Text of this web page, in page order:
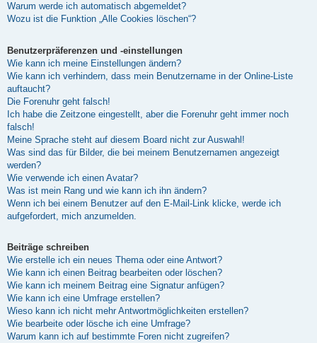
Warum werde ich automatisch abgemeldet?
Wozu ist die Funktion „Alle Cookies löschen“?
Benutzerpräferenzen und -einstellungen
Wie kann ich meine Einstellungen ändern?
Wie kann ich verhindern, dass mein Benutzername in der Online-Liste
auftaucht?
Die Forenuhr geht falsch!
Ich habe die Zeitzone eingestellt, aber die Forenuhr geht immer noch
falsch!
Meine Sprache steht auf diesem Board nicht zur Auswahl!
Was sind das für Bilder, die bei meinem Benutzernamen angezeigt
werden?
Wie verwende ich einen Avatar?
Was ist mein Rang und wie kann ich ihn ändern?
Wenn ich bei einem Benutzer auf den E-Mail-Link klicke, werde ich
aufgefordert, mich anzumelden.
Beiträge schreiben
Wie erstelle ich ein neues Thema oder eine Antwort?
Wie kann ich einen Beitrag bearbeiten oder löschen?
Wie kann ich meinem Beitrag eine Signatur anfügen?
Wie kann ich eine Umfrage erstellen?
Wieso kann ich nicht mehr Antwortmöglichkeiten erstellen?
Wie bearbeite oder lösche ich eine Umfrage?
Warum kann ich auf bestimmte Foren nicht zugreifen?